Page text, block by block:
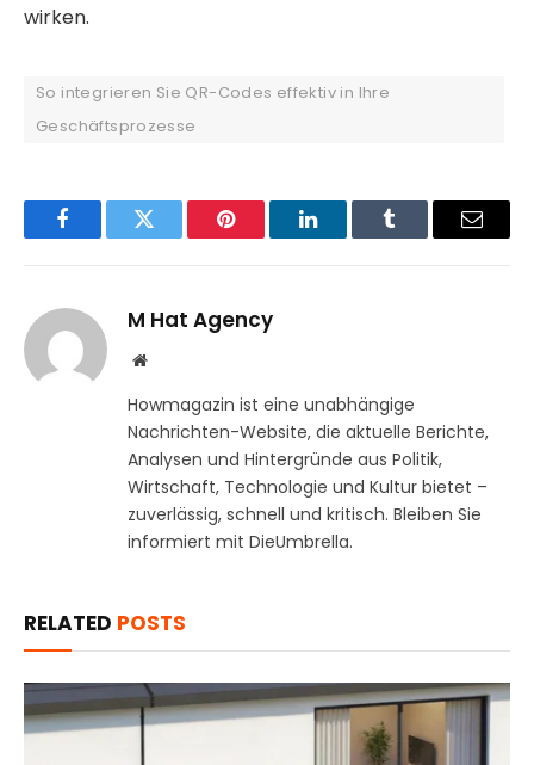
wirken.
So integrieren Sie QR-Codes effektiv in Ihre
Geschäftsprozesse
FacebookTwitter Pinterest LinkedInTumblr Email
M Hat Agency
Website
Howmagazin ist eine unabhängige
Nachrichten-Website, die aktuelle Berichte,
Analysen und Hintergründe aus Politik,
Wirtschaft, Technologie und Kultur bietet –
zuverlässig, schnell und kritisch. Bleiben Sie
informiert mit DieUmbrella.
RELATED POSTS